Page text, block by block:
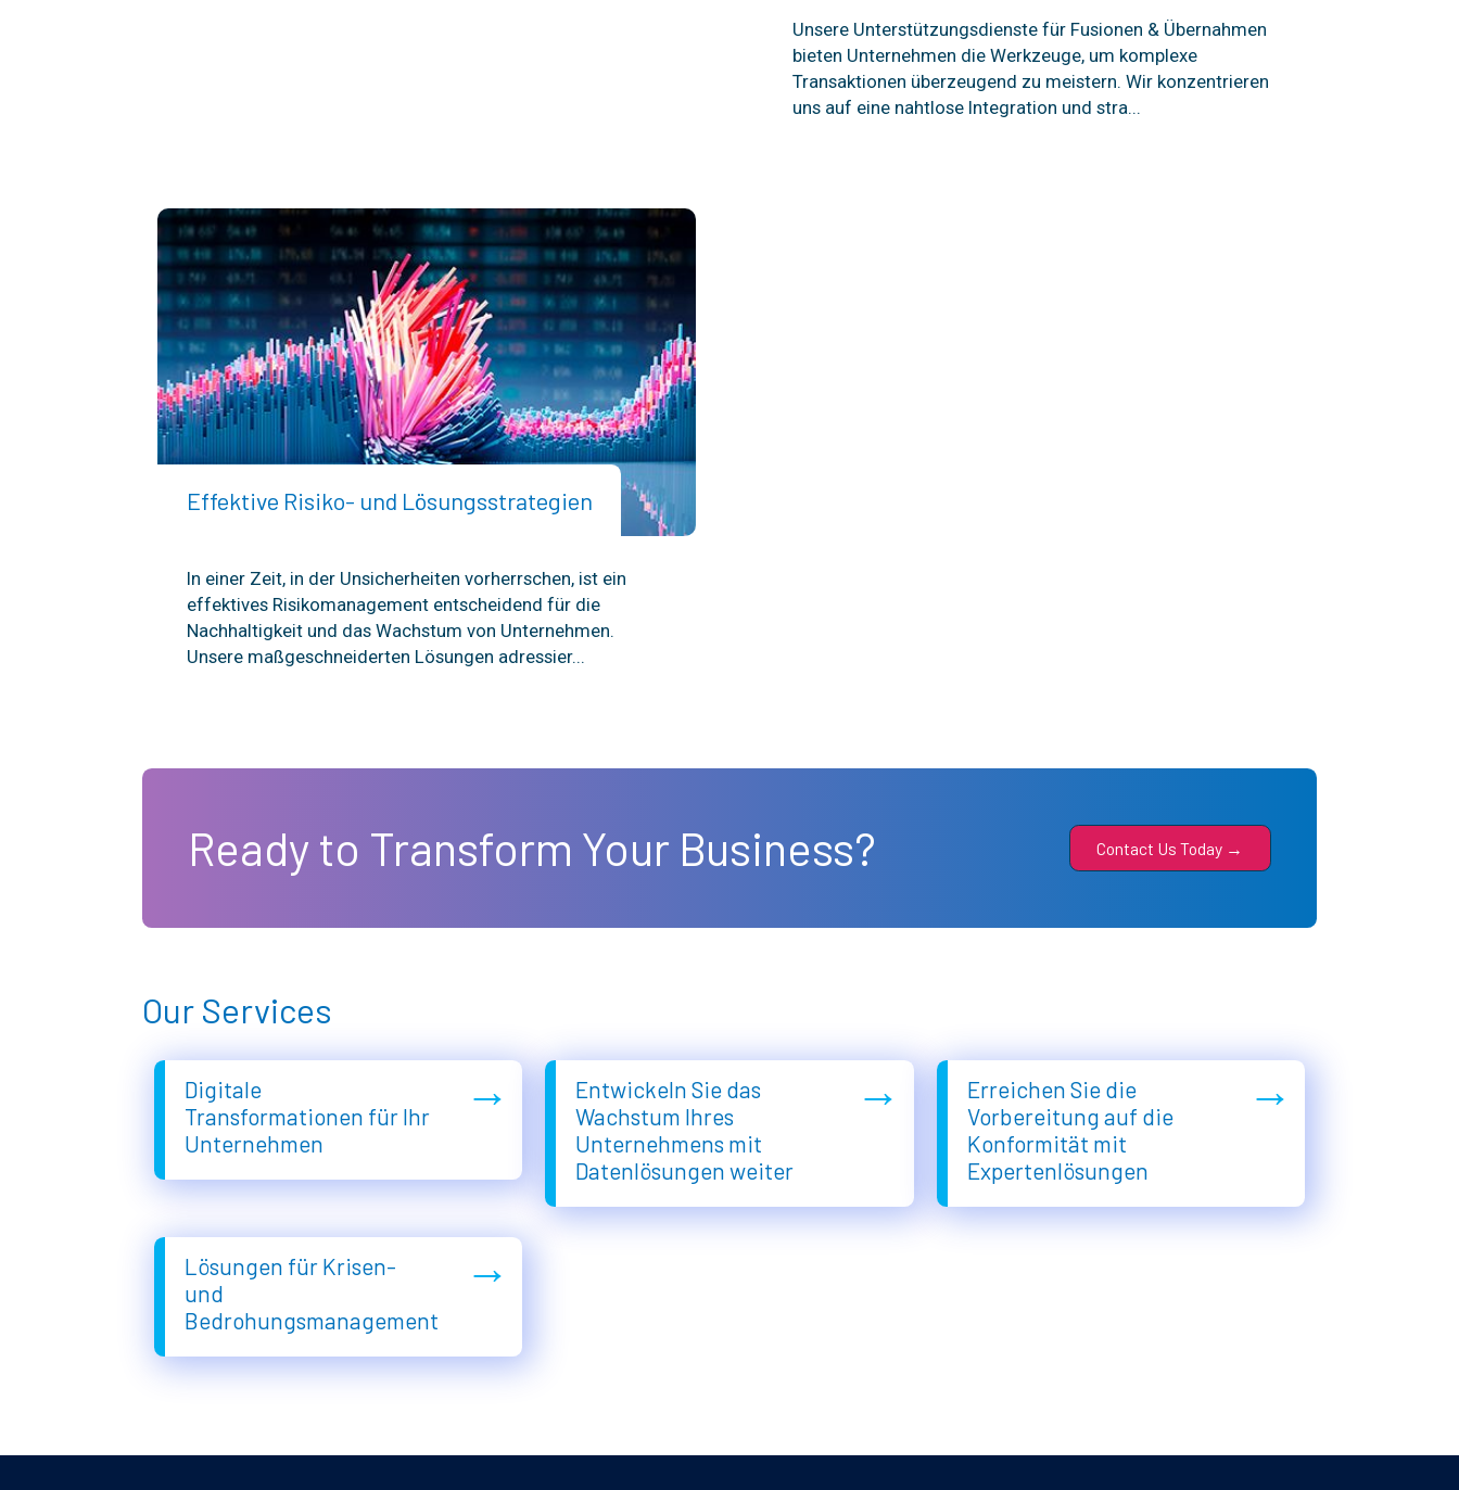
Unsere Unterstützungsdienste für Fusionen & Übernahmen
bieten Unternehmen die Werkzeuge, um komplexe
Transaktionen überzeugend zu meistern. Wir konzentrieren
uns auf eine nahtlose Integration und stra...
Effektive Risiko- und Lösungsstrategien
In einer Zeit, in der Unsicherheiten vorherrschen, ist ein
effektives Risikomanagement entscheidend für die
Nachhaltigkeit und das Wachstum von Unternehmen.
Unsere maßgeschneiderten Lösungen adressier...
Ready to Transform Your Business? Contact Us Today →
Our Services
Digitale
Transformationen für Ihr
Unternehmen
→
Entwickeln Sie das
Wachstum Ihres
Unternehmens mit
Datenlösungen weiter
→
Erreichen Sie die
Vorbereitung auf die
Konformität mit
Expertenlösungen
→
Lösungen für Krisen-
und
Bedrohungsmanagement
→